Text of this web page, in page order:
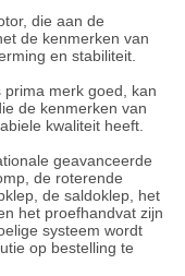
die aan de
de kenmerken van
en stabiliteit.
merk goed, kan
de kenmerken van
kwaliteit heeft.
geavanceerde
de roterende
de saldoklep, het
het proefhandvat zijn
systeem wordt
op bestelling te